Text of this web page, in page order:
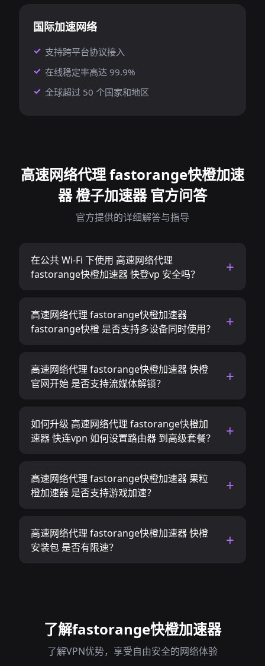
国际加速网络
支持跨平台协议接入
在线稳定率高达 99.9%
全球超过 50 个国家和地区
高速网络代理 fastorange快橙加速
器 橙子加速器 官方问答
官方提供的详细解答与指导
在公共 Wi-Fi 下使用 高速网络代理
fastorange快橙加速器 快登vp 安全吗？
高速网络代理 fastorange快橙加速器
fastorange快橙 是否支持多设备同时使用？
高速网络代理 fastorange快橙加速器 快橙
官网开始 是否支持流媒体解锁？
如何升级 高速网络代理 fastorange快橙加
速器 快连vpn 如何设置路由器 到高级套餐？
高速网络代理 fastorange快橙加速器 果粒
橙加速器 是否支持游戏加速？
高速网络代理 fastorange快橙加速器 快橙
安装包 是否有限速？
了解fastorange快橙加速器
了解VPN优势，享受自由安全的网络体验